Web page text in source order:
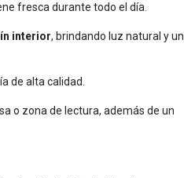
fresca durante todo el día.
interior, brindando luz natural y un
de alta calidad.
o zona de lectura, además de un